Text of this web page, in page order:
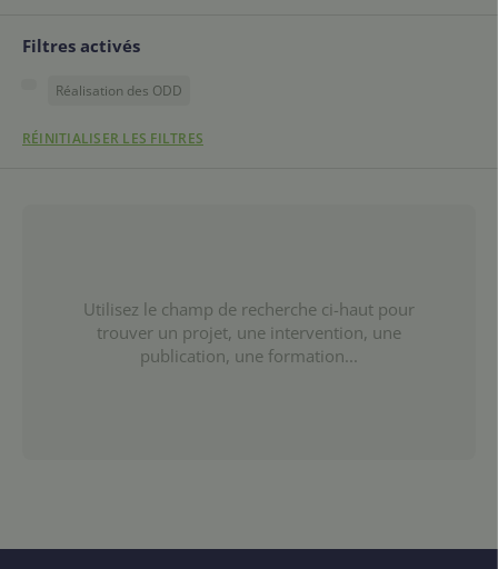
Filtres activés
Réalisation des ODD
RÉINITIALISER LES FILTRES
Utilisez le champ de recherche ci-haut pour
trouver un projet, une intervention, une
publication, une formation...